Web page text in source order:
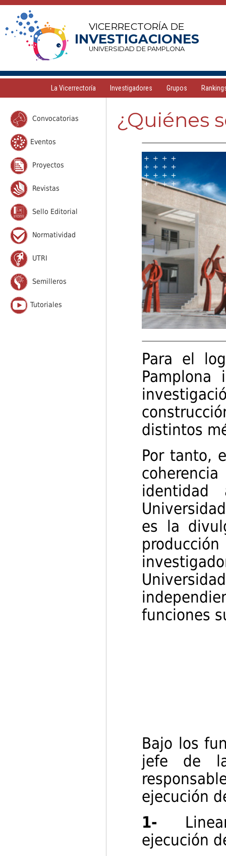
VICERRECTORÍA DE
INVESTIGACIONES
UNIVERSIDAD DE PAMPLONA
La Vicerrectoría Investigadores Grupos
Convocatorias
Eventos
Proyectos
Revistas
Sello Editorial
Normatividad
UTRI
Semilleros
Tutoriales
¿Quiénes
Para el
distintos
Por tanto,
es la
funciones
Bajo los
jefe de
ejecución
1-
ejecución